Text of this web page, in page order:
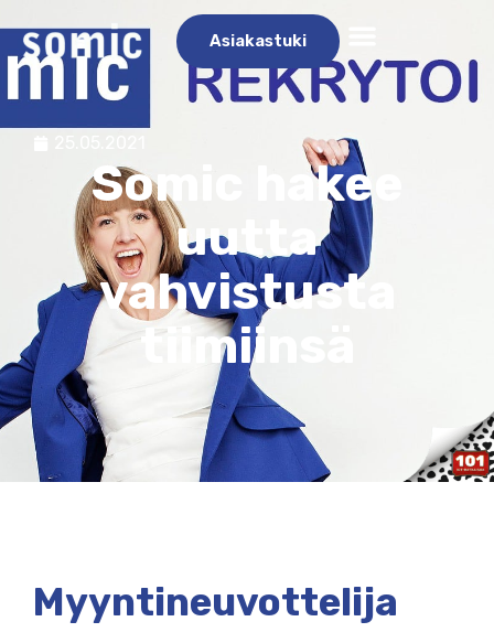
Asiakastuki
Somic hakee
uutta
vahvistusta
tiimiinsä
Myyntineuvottelija